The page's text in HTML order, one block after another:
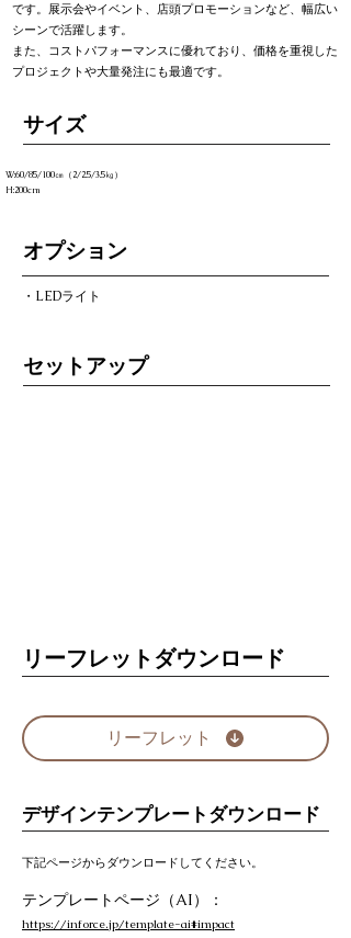
です。展示会やイベント、店頭プロモーションなど、幅広い
シーンで活躍します。
また、コストパフォーマンスに優れており、価格を重視した
プロジェクトや大量発注にも最適です。
​サイズ
W:60/85/100㎝（2/2.5/3.5㎏）
H:200cm
オプション
・LEDライト
セットアップ
リーフレットダウンロード
リーフレット
デザインテンプレートダウンロード
下記ページからダウンロードしてください。
テンプレートページ（AI）：
https://inforce.jp/template-ai#impact